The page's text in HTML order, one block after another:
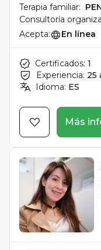
Terapia familiar:
Consultoría
Acepta:
En línea
Certificados: 1
Experiencia: 25
Idioma: ES
Más